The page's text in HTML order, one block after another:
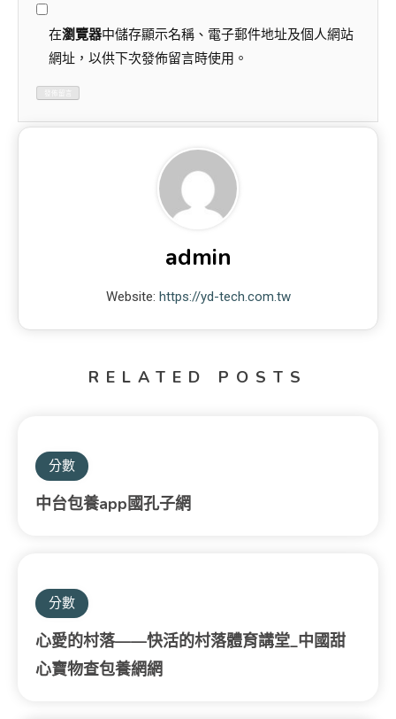
在瀏覽器中儲存顯示名稱、電子郵件地址及個人網站
網址，以供下次發佈留言時使用。
admin
Website: https://yd-tech.com.tw
RELATED POSTS
分數
中台包養app國孔子網
分數
心愛的村落——快活的村落體育講堂_中國甜
心寶物查包養網網